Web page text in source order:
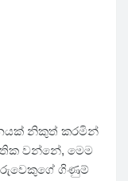
නිකුත් කරමින්
වන්නේ, මෙම
ගිණුම්